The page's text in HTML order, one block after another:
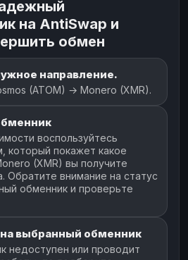
на AntiSwap и
обмен
направление.
(ATOM) → Monero (XMR).
воспользуйтесь
который покажет какое
(XMR) вы получите
Обратите внимание на статус
обменник и проверьте
выбранный обменник
недоступен или проводит